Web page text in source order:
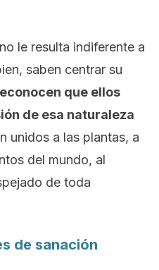
le resulta indiferente a
saben centrar su
que ellos
de esa naturaleza
unidos a las plantas, a
del mundo, al
de toda
de sanación